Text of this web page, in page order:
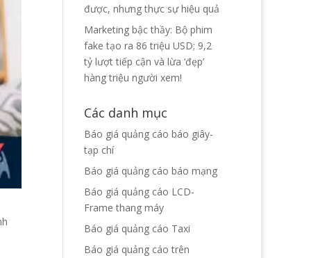
được, nhưng thực sự hiệu quả
Marketing bậc thầy: Bộ phim
fake tạo ra 86 triệu USD; 9,2
tỷ lượt tiếp cận và lừa ‘đẹp’
hàng triệu người xem!
Các danh mục
Báo giá quảng cáo báo giây-
tạp chí
Báo giá quảng cáo báo mạng
Báo giá quảng cáo LCD-
Frame thang máy
Báo giá quảng cáo Taxi
Báo giá quảng cáo trên